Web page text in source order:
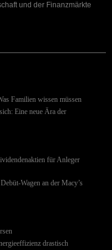
und der Finanzmärkte
Familien wissen müssen
Eine neue Ära der
für Anleger
Wagen an der Macy’s
drastisch